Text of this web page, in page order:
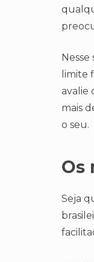
limite
avalie
mais
o seu.
Os
Seja